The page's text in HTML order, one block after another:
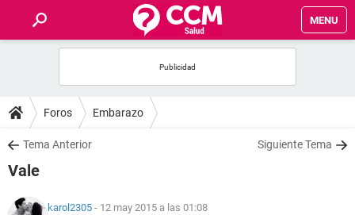
MENU
FOROS
SALUD
Foros Embarazo
Tema Anterior Siguiente Tema
Vale
karol2305 - 12 may 2015 a las 01:08